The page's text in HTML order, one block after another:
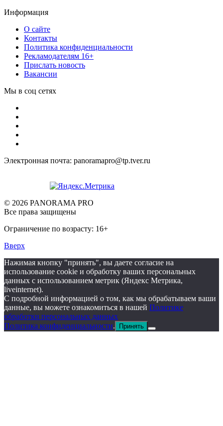
Информация
О сайте
Контакты
Политика конфиденциальности
Рекламодателям 16+
Прислать новость
Вакансии
Мы в соц сетях
Электронная почта: panoramapro@tp.tver.ru
© 2026 PANORAMA PRO
Все права защищены
Ограничение по возрасту: 16+
Вверх
Нажимая кнопку "принять", вы даете согласие на
использование cookie и обработку ваших персональных
данных с использованием метрик (Яндекс Метрика,
liveinternet).
С подробной информацией о том, как мы обрабатываем ваши
данные, вы можете ознакомиться в нашей Политике
обработки персональных данных
Политика конфиденциальности. Принять